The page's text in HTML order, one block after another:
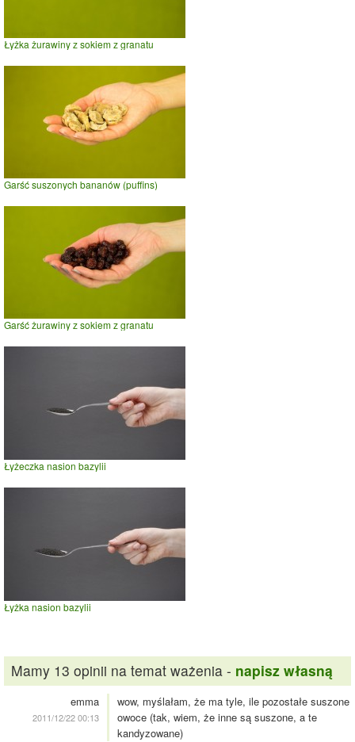
Łyżka żurawiny z sokiem z granatu
Garść suszonych bananów (puffins)
Garść żurawiny z sokiem z granatu
Łyżeczka nasion bazylii
Łyżka nasion bazylii
Mamy 13 opinii na temat ważenia - napisz własną
emma
2011/12/22 00:13
wow, myślałam, że ma tyle, ile pozostałe suszone
owoce (tak, wiem, że inne są suszone, a te
kandyzowane)